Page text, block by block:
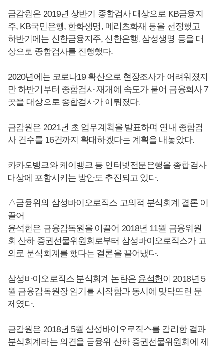
금감원은 2019년 상반기 종합검사 대상으로 KB금융지
주, KB국민은행, 한화생명, 메리츠화재 등을 선정했고
하반기에는 신한금융지주, 신한은행, 삼성생명 등을 대
상으로 종합검사를 진행했다.
2020년에는 코로나19 확산으로 현장조사가 어려워졌지
만 하반기부터 종합검사 재개에 속도가 붙어 금융회사 7
곳을 대상으로 종합검사가 이뤄졌다.
금감원은 2021년 초 업무계획을 발표하며 연내 종합검
사 건수를 16건까지 확대하겠다는 계획을 내놓았다.
카카오뱅크와 케이뱅크 등 인터넷전문은행을 종합검사
대상에 포함시키는 방안도 추진되고 있다.
△금융위의 삼성바이오로직스 고의적 분식회계 결론 이
끌어
윤석헌은 금융감독원을 이끌어 2018년 11월 금융위원
회 산하 증권선물위원회로부터 삼성바이오로직스가 고
의로 분식회계를 했다는 결론을 끌어냈다.
삼성바이오로직스 분식회계 논란은 윤석헌이 2018년 5
월 금융감독원장 임기를 시작함과 동시에 맞닥뜨린 문
제였다.
금감원은 2018년 5월 삼성바이오로직스를 감리한 결과
분식회계라는 의견을 금융위 산하 증권선물위원회에 제